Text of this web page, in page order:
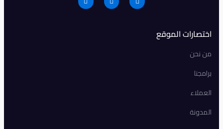
اختصارات الموقع
من نحن
برامجنا
العملاء
المدونة